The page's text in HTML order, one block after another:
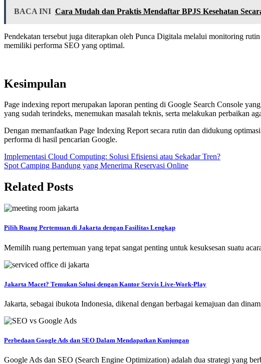
BACA INI Cara Mudah dan Praktis Mendaftar BPJS Kesehatan
Pendekatan tersebut juga diterapkan oleh Punca Digitala melalui monitoring
memiliki performa SEO yang optimal.
Kesimpulan
Page indexing report merupakan laporan penting di Google Search Console
yang sudah terindeks, menemukan masalah teknis, serta melakukan perbaikan
Dengan memanfaatkan Page Indexing Report secara rutin dan didukung
performa di hasil pencarian Google.
Post
navigation
Implementasi Cloud Computing: Solusi Efisiensi atau Sekadar Tren?
Spot Camping Bandung yang Menerima Reservasi Online
Related Posts
Pilih Ruang Pertemuan di Jakarta dengan Fasilitas Lengkap
Memilih ruang pertemuan yang tepat sangat penting untuk kesuksesan suatu
Jakarta Macet? Temukan Solusi dengan Kantor Servis Live-Work-Play
Jakarta, sebagai ibukota Indonesia, dikenal dengan berbagai kemajuan dan
Perbedaan Google Ads dan SEO Dalam Mendapatkan Kunjungan
Google Ads dan SEO (Search Engine Optimization) adalah dua strategi yang